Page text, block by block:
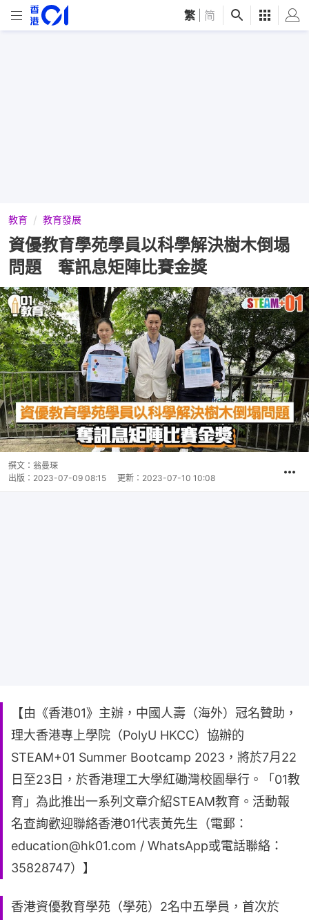
繁 简
教育 教育發展
資優教育學苑學員以科學解決樹木倒塌
問題 奪訊息矩陣比賽金獎
撰文： 翁曼琛
出版： 2023-07-09 08:15 更新： 2023-07-10 10:08
【由《香港01》主辦，中國人壽（海外）冠名贊助，
理大香港專上學院（PolyU HKCC）協辦的
STEAM+01 Summer Bootcamp 2023，將於7月22
日至23日，於香港理工大學紅磡灣校園舉行。「01教
育」為此推出一系列文章介紹STEAM教育。活動報
名查詢歡迎聯絡香港01代表黃先生（電郵：
education@hk01.com / WhatsApp或電話聯絡：
35828747）】
香港資優教育學苑（學苑）2名中五學員，首次於